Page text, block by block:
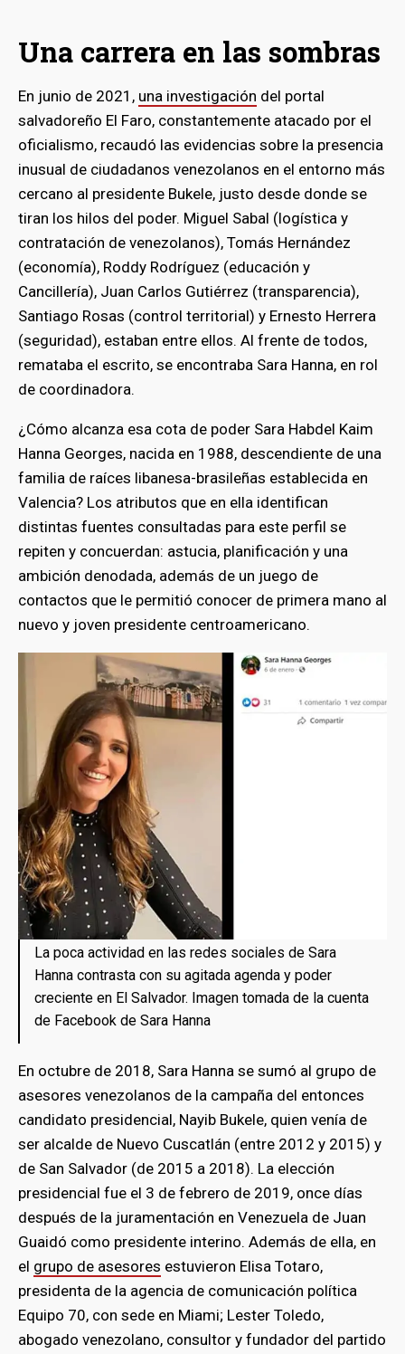
Una carrera en las sombras
En junio de 2021, una investigación del portal
salvadoreño El Faro, constantemente atacado por el
oficialismo, recaudó las evidencias sobre la presencia
inusual de ciudadanos venezolanos en el entorno más
cercano al presidente Bukele, justo desde donde se
tiran los hilos del poder. Miguel Sabal (logística y
contratación de venezolanos), Tomás Hernández
(economía), Roddy Rodríguez (educación y
Cancillería), Juan Carlos Gutiérrez (transparencia),
Santiago Rosas (control territorial) y Ernesto Herrera
(seguridad), estaban entre ellos. Al frente de todos,
remataba el escrito, se encontraba Sara Hanna, en rol
de coordinadora.
¿Cómo alcanza esa cota de poder Sara Habdel Kaim
Hanna Georges, nacida en 1988, descendiente de una
familia de raíces libanesa-brasileñas establecida en
Valencia? Los atributos que en ella identifican
distintas fuentes consultadas para este perfil se
repiten y concuerdan: astucia, planificación y una
ambición denodada, además de un juego de
contactos que le permitió conocer de primera mano al
nuevo y joven presidente centroamericano.
La poca actividad en las redes sociales de Sara
Hanna contrasta con su agitada agenda y poder
creciente en El Salvador. Imagen tomada de la cuenta
de Facebook de Sara Hanna
En octubre de 2018, Sara Hanna se sumó al grupo de
asesores venezolanos de la campaña del entonces
candidato presidencial, Nayib Bukele, quien venía de
ser alcalde de Nuevo Cuscatlán (entre 2012 y 2015) y
de San Salvador (de 2015 a 2018). La elección
presidencial fue el 3 de febrero de 2019, once días
después de la juramentación en Venezuela de Juan
Guaidó como presidente interino. Además de ella, en
el grupo de asesores estuvieron Elisa Totaro,
presidenta de la agencia de comunicación política
Equipo 70, con sede en Miami; Lester Toledo,
abogado venezolano, consultor y fundador del partido